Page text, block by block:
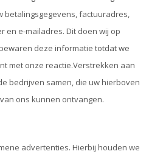
betalingsgegevens, factuuradres,
en e-mailadres. Dit doen wij op
deze informatie totdat we
met onze reactie.Verstrekken aan
bedrijven samen, die uw hierboven
ons kunnen ontvangen.
advertenties. Hierbij houden we